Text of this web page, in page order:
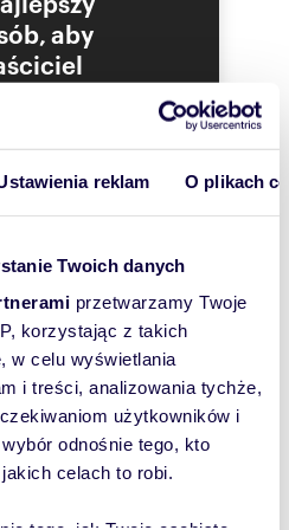
reklam O plikach
Twoich danych
przetwarzamy Twoje
korzystając z takich
w celu wyświetlania
i treści, analizowania tychże,
użytkowników i
odnośnie tego, kto
celach to robi.
aby